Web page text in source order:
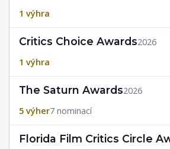
1 výhra
Critics Choice Awards2026
1 výhra
The Saturn Awards2026
5 výher7 nominací
Florida Film Critics Circle